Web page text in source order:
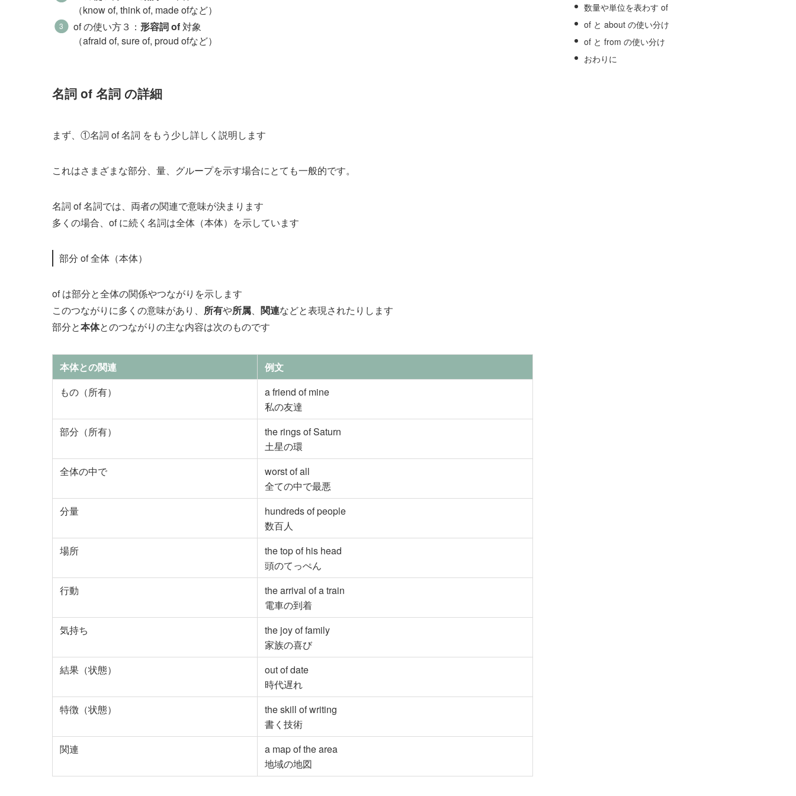
（know of, think of, made ofなど）
of の使い方３： 形容詞 of 対象
（afraid of, sure of, proud ofなど）
名詞 of 名詞 の詳細
まず、①名詞 of 名詞 をもう少し詳しく説明します
これはさまざまな部分、量、グループを示す場合にとても一般的です。
名詞 of 名詞では、両者の関連で意味が決まります
多くの場合、of に続く名詞は全体（本体）を示しています
部分 of 全体（本体）
of は部分と全体の関係やつながりを示します
このつながりに多くの意味があり、 所有や所属、 関連などと表現されたりします
部分と本体とのつながりの主な内容は次のものです
本体との関連
例文
もの（所有）
a friend of mine
私の友達
部分（所有）
the rings of Saturn
土星の環
全体の中で
worst of all
全ての中で最悪
分量
hundreds of people
数百人
場所
the top of his head
頭のてっぺん
行動
the arrival of a train
電車の到着
気持ち
the joy of family
家族の喜び
結果（状態）
out of date
時代遅れ
特徴（状態）
the skill of writing
書く技術
関連
a map of the area
地域の地図
数量や単位を表わす of
of と about の使い分け
of と from の使い分け
おわりに